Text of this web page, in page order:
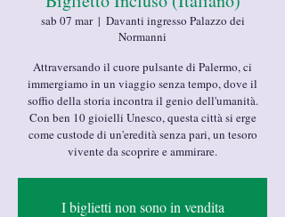
sab 07 mar
  |
Davanti ingresso Palazzo dei
Normanni
Attraversando il cuore pulsante di Palermo, ci
immergiamo in un viaggio senza tempo, dove il
soffio della storia incontra il genio dell'umanità.
Con ben 10 gioielli Unesco, questa città si erge
come custode di un'eredità senza pari, un tesoro
vivente da scoprire e ammirare.
I biglietti non sono in vendita